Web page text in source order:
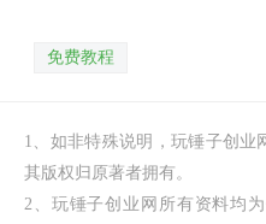
免费教程
1、如非特殊说明，玩锤子创业
其版权归原著者拥有。
2、玩锤子创业网所有资料均